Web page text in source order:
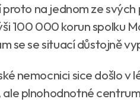
na jednom ze
100 000 korun spolku
se se situací důstojně
nemocnici sice došlo
plnohodnotné